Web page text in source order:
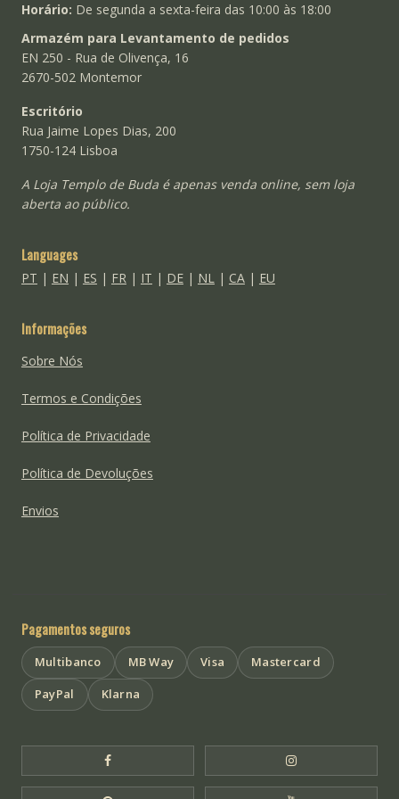
Horário: De segunda a sexta-feira das 10:00 às 18:00
Armazém para Levantamento de pedidos
EN 250 - Rua de Olivença, 16
2670-502 Montemor
Escritório
Rua Jaime Lopes Dias, 200
1750-124 Lisboa
A Loja Templo de Buda é apenas venda online, sem loja
aberta ao público.
Languages
PT | EN | ES | FR| IT | DE| NL| CA| EU
Informações
Sobre Nós
Termos e Condições
Política de Privacidade
Política de Devoluções
Envios
Pagamentos seguros
Multibanco MB Way Visa
Mastercard
PayPal
Klarna
Facebook Templo de Buda Instagram